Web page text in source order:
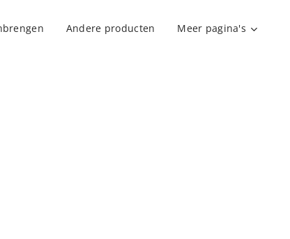
Andere producten Meer pagina's